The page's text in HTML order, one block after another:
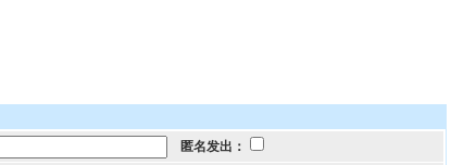
匿名发出：